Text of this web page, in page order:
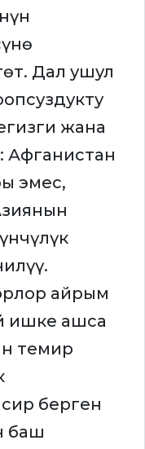
Дал ушул
жана
Афганистан
эмес,
айрым
ишке ашса
темир
берген
баш